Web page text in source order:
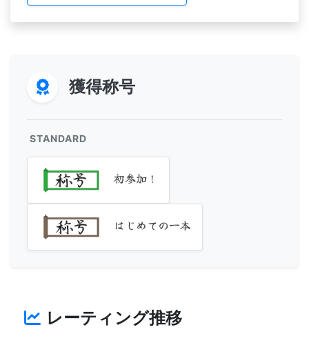
獲得称号
STANDARD
初参加！
はじめての一本
レーティング推移